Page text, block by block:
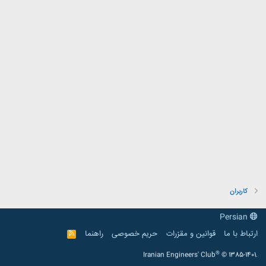
کاربران
ارتباط با ما
قوانین و مقرّرات حریم خصوصی راهنما
R
S
Iranian Engineers' Club® © 1385-1401.